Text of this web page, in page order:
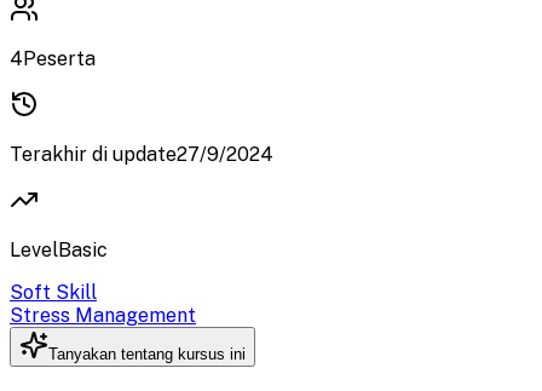
4Peserta
Terakhir di update27/9/2024
LevelBasic
Soft Skill
Stress Management
Tanyakan tentang kursus ini